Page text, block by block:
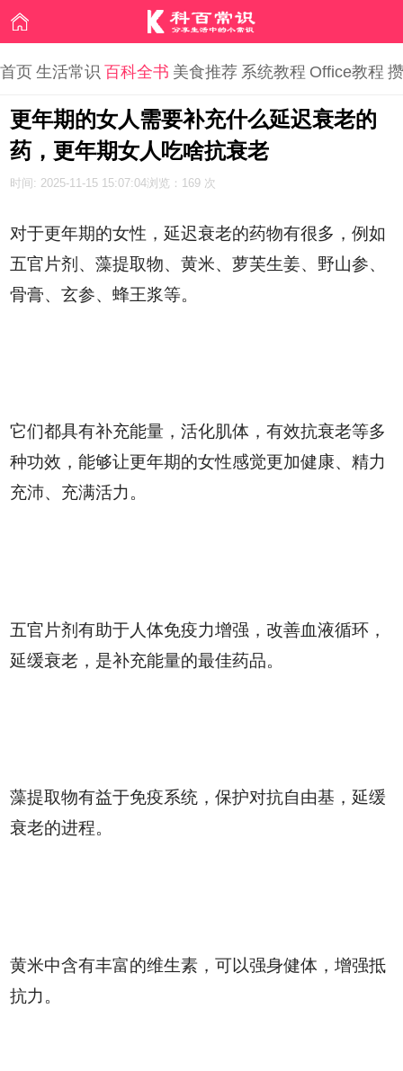
首页 生活常识 百科全书 美食推荐 系统教程 Office教程
更年期的女人需要补充什么延迟衰老的
药，更年期女人吃啥抗衰老
时间: 2025-11-15 15:07:04浏览：169 次
对于更年期的女性，延迟衰老的药物有很多，例如
五官片剂、藻提取物、黄米、萝芙生姜、野山参、
骨膏、玄参、蜂王浆等。
它们都具有补充能量，活化肌体，有效抗衰老等多
种功效，能够让更年期的女性感觉更加健康、精力
充沛、充满活力。
五官片剂有助于人体免疫力增强，改善血液循环，
延缓衰老，是补充能量的最佳药品。
藻提取物有益于免疫系统，保护对抗自由基，延缓
衰老的进程。
黄米中含有丰富的维生素，可以强身健体，增强抵
抗力。